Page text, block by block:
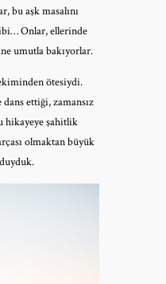
bu aşk masalını
Onlar, ellerinde
umutla bakıyorlar.
ötesiydi.
ettiği, zamansız
hikayeye şahitlik
olmaktan büyük